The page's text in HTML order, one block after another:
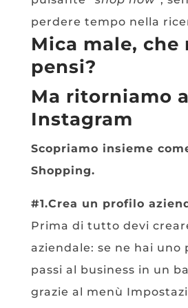
perdere tempo nella
Mica male, che
pensi?
Ma ritorniamo a
Instagram
Scopriamo insieme
Shopping.
#1.Crea un profilo
Prima di tutto devi
aziendale: se ne hai uno
passi al business in un
grazie al menù